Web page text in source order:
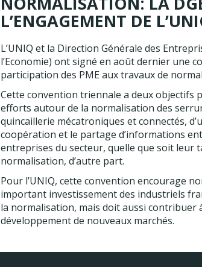
L’ENGAGEMENT DE
L’UNIQ et la Direction Générale des
l’Economie) ont signé en août dernier une
participation des PME aux travaux de
Cette convention triennale a deux objectifs
efforts autour de la normalisation des
quincaillerie mécatroniques et connectés,
coopération et le partage d’informations
entreprises du secteur, quelle que soit leur
normalisation, d’autre part.
Pour l’UNIQ, cette convention encourage
important investissement des industriels
la normalisation, mais doit aussi contribuer
développement de nouveaux marchés.